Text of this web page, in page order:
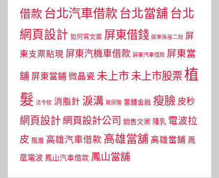
借款 台北汽車借款 台北當舖 台北
網頁設計 如何寫文案 屏東借錢 屏東房屋二胎 屏
東支票貼現 屏東汽機車借款 屏東汽車借款 屏東當
舖 屏東當鋪 微晶瓷 未上市 未上市股票植
髮 法令紋 消脂針 淚溝 玻尿酸 當舖金融 瘦臉 皮秒
網頁設計 網頁設計公司 銷售文案 隆乳 電波拉
皮 飄眉 高雄汽車借款 高雄當舖 高雄當鋪 鳳
凰電波 鳳山汽車借款 鳳山當舖